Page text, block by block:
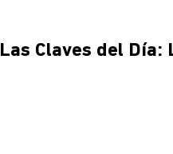
Las Claves del Día: